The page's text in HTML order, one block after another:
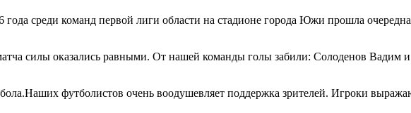
среди команд первой лиги области на стадионе города Южи прошла
силы оказались равными. От нашей команды голы забили: Солоденов Вадим
футболистов очень воодушевляет поддержка зрителей. Игроки